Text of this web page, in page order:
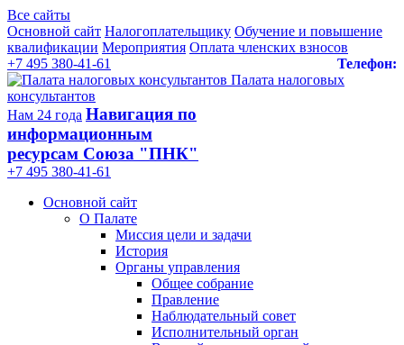
Все сайты
Основной сайт Налогоплательщику Обучение и повышение
квалификации Мероприятия Оплата членских взносов
Телефон:
+7 495 380-41-61
Палата налоговых
консультантов
Нам 24 года Навигация по
информационным
ресурсам Союза "ПНК"
+7 495 380‑41‑61
Основной сайт
О Палате
Миссия цели и задачи
История
Органы управления
Общее собрание
Правление
Наблюдательный совет
Исполнительный орган